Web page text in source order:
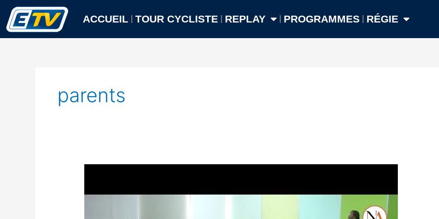
Aller
contenu
ACCUEIL TOUR CYCLISTE REPLAY PROGRAMMES RÉGIE
parents
Parental